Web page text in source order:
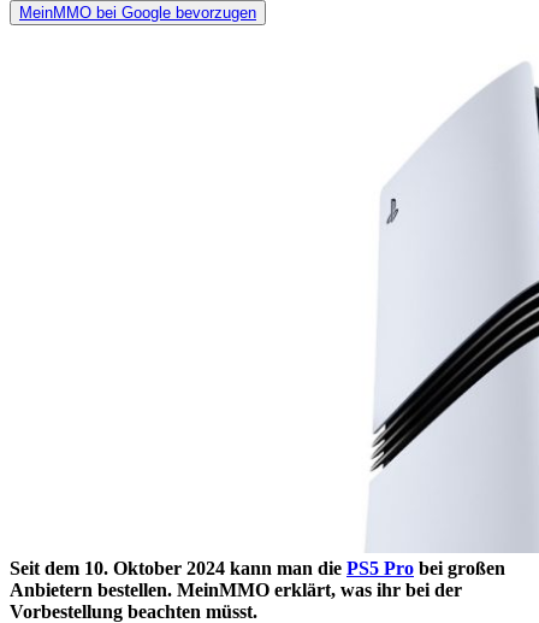
MeinMMO bei Google bevorzugen
Seit dem 10. Oktober 2024 kann man die PS5 Pro bei großen
Anbietern bestellen. MeinMMO erklärt, was ihr bei der
Vorbestellung beachten müsst.